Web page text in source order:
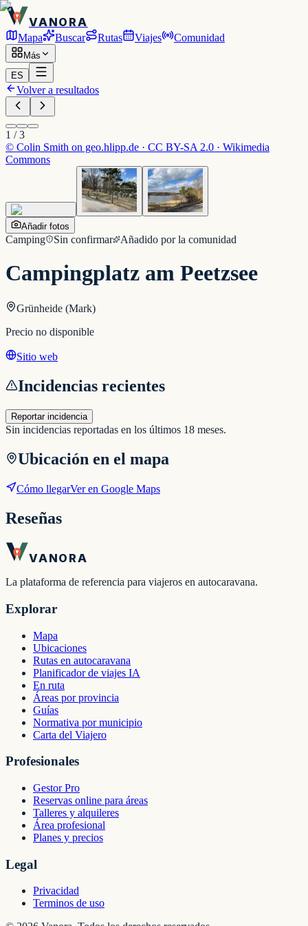
VANORA
Mapa Buscar Rutas Viajes Comunidad
Más
ES
Volver a resultados
1 /3
© Colin Smith on geo.hlipp.de · CC BY-SA 2.0 · Wikimedia
Commons
Añadir fotos
Camping Sin confirmar Añadido por la comunidad
Campingplatz am Peetzsee
Grünheide (Mark)
Precio no disponible
Sitio web
Incidencias recientes
Reportar incidencia
Sin incidencias reportadas en los últimos 18 meses.
Ubicación en el mapa
Cómo llegarVer en Google Maps
Reseñas
VANORA
La plataforma de referencia para viajeros en autocaravana.
Explorar
Mapa
Ubicaciones
Rutas en autocaravana
Planificador de viajes IA
En ruta
Áreas por provincia
Guías
Normativa por municipio
Carta del Viajero
Profesionales
Gestor Pro
Reservas online para áreas
Talleres y alquileres
Área profesional
Planes y precios
Legal
Privacidad
Terminos de uso